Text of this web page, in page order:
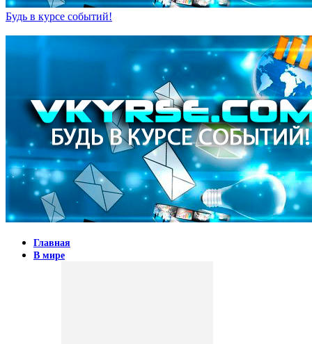
Будь в курсе событий!
Главная
В мире